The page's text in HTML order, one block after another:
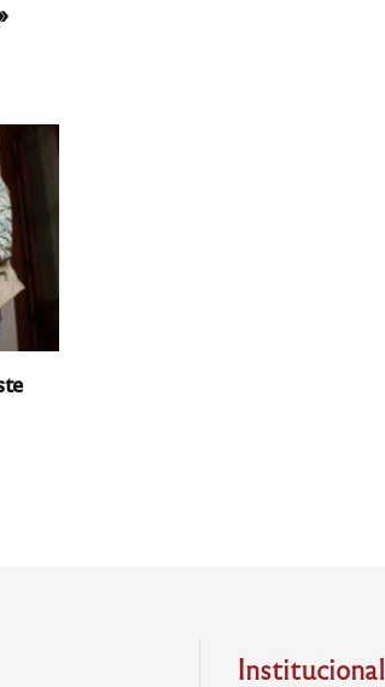
Institucional